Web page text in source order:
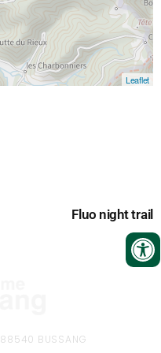
Leaflet
Fluo night trail
BUSSANG